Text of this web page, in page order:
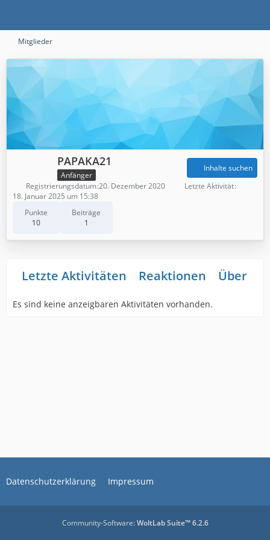
Mitglieder
PAPAKA21
Anfänger
Punkte
10
Beiträge
1
Inhalte suchen
Registrierungsdatum 20. Dezember 2020
Letzte Aktivität
18. Januar 2025 um 15:38
Letzte Aktivitäten Reaktionen Über
Es sind keine anzeigbaren Aktivitäten vorhanden.
Datenschutzerklärung Impressum
Community-Software:WoltLab Suite™ 6.2.6